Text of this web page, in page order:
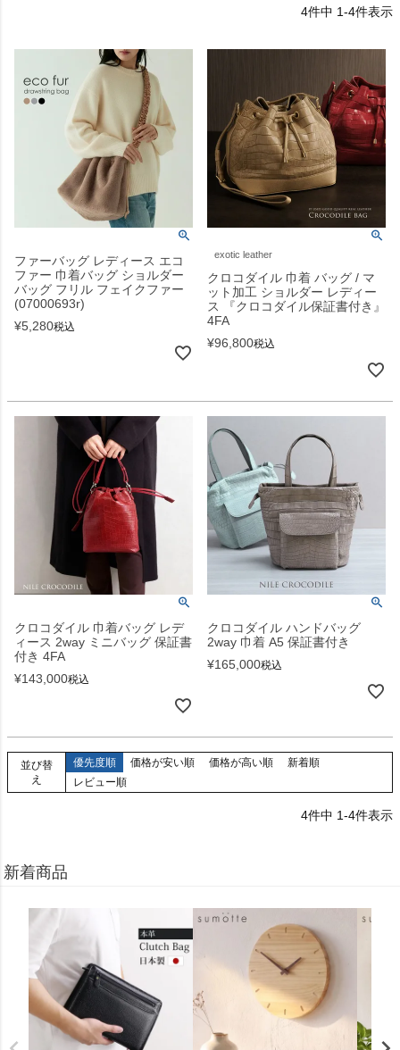
4件中 1-4件表示
ファーバッグ レディース エコ
ファー 巾着バッグ ショルダー
バッグ フリル フェイクファー
(07000693r)
¥5,280税込
exotic leather
クロコダイル 巾着 バッグ / マ
ット加工 ショルダー レディー
ス 『クロコダイル保証書付き』
4FA
¥96,800税込
クロコダイル 巾着バッグ レデ
ィース 2way ミニバッグ 保証書
付き 4FA
¥143,000税込
クロコダイル ハンドバッグ
2way 巾着 A5 保証書付き
¥165,000税込
並び替
え
優先度順 価格が安い順 価格が高い順
新着順
レビュー順
4件中 1-4件表示
新着商品